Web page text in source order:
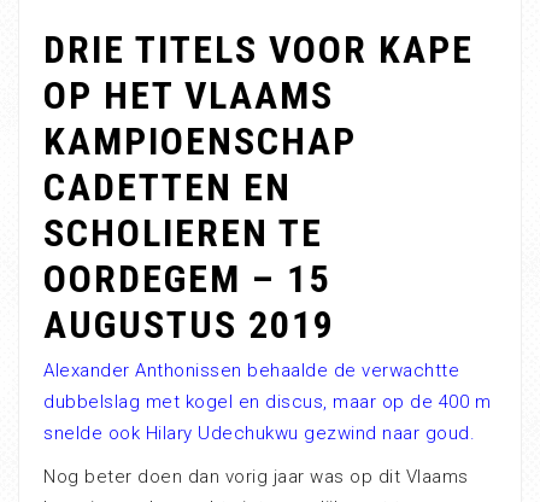
DRIE TITELS VOOR KAPE
OP HET VLAAMS
KAMPIOENSCHAP
CADETTEN EN
SCHOLIEREN TE
OORDEGEM – 15
AUGUSTUS 2019
Alexander Anthonissen behaalde de verwachtte
dubbelslag met kogel en discus, maar op de 400 m
snelde ook Hilary Udechukwu gezwind naar goud.
Nog beter doen dan vorig jaar was op dit Vlaams